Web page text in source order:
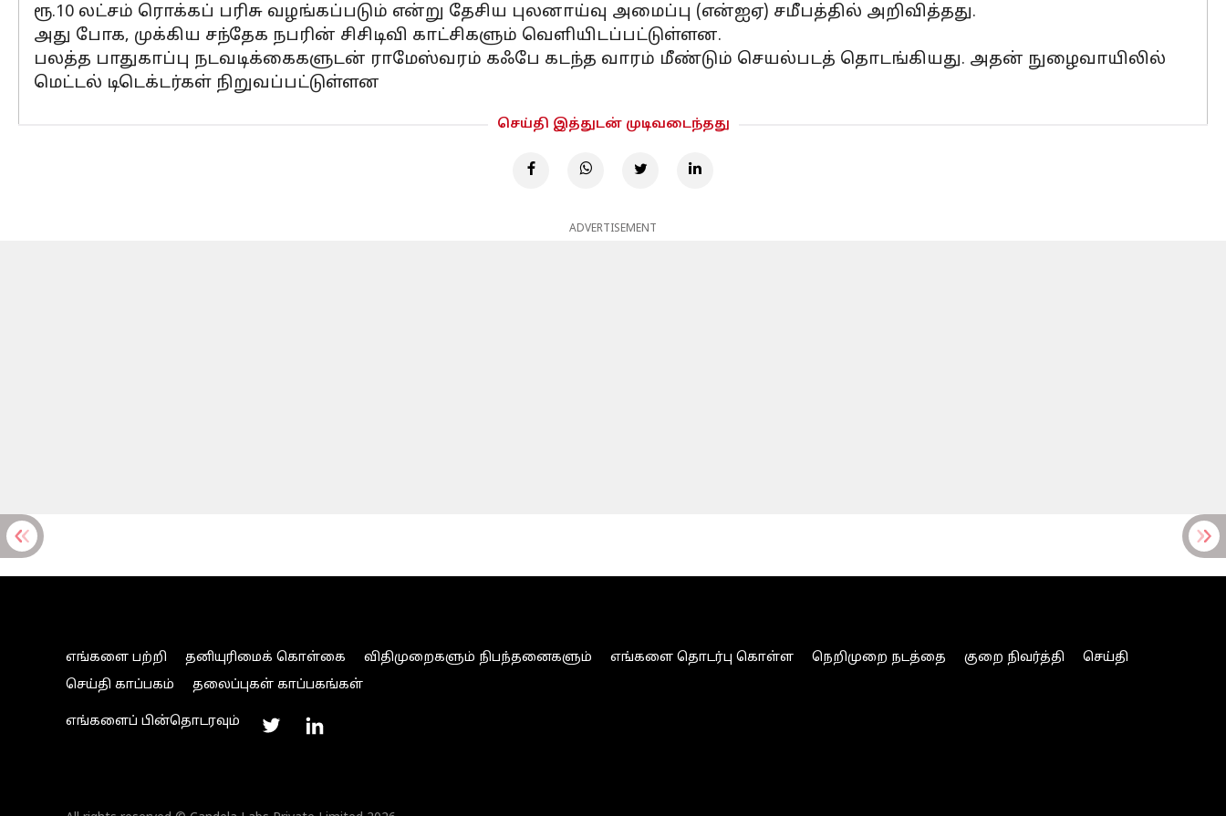
ரூ.10 லட்சம் ரொக்கப் பரிசு வழங்கப்படும் என்று தேசிய புலனாய்வு அமைப்பு (என்ஐஏ) சமீபத்தில் அறிவித்தது.
அது போக, முக்கிய சந்தேக நபரின் சிசிடிவி காட்சிகளும் வெளியிடப்பட்டுள்ளன.
பலத்த பாதுகாப்பு நடவடிக்கைகளுடன் ராமேஸ்வரம் கஃபே கடந்த வாரம் மீண்டும் செயல்படத் தொடங்கியது. அதன் நுழைவாயிலில்
மெட்டல் டிடெக்டர்கள் நிறுவப்பட்டுள்ளன
செய்தி இத்துடன் முடிவடைந்தது
ADVERTISEMENT
எங்களை பற்றி தனியுரிமைக் கொள்கை விதிமுறைகளும் நிபந்தனைகளும் எங்களை தொடர்பு கொள்ள நெறிமுறை நடத்தை குறை நிவர்த்தி
செய்தி
செய்தி காப்பகம்
தலைப்புகள் காப்பகங்கள்
எங்களைப் பின்தொடரவும்